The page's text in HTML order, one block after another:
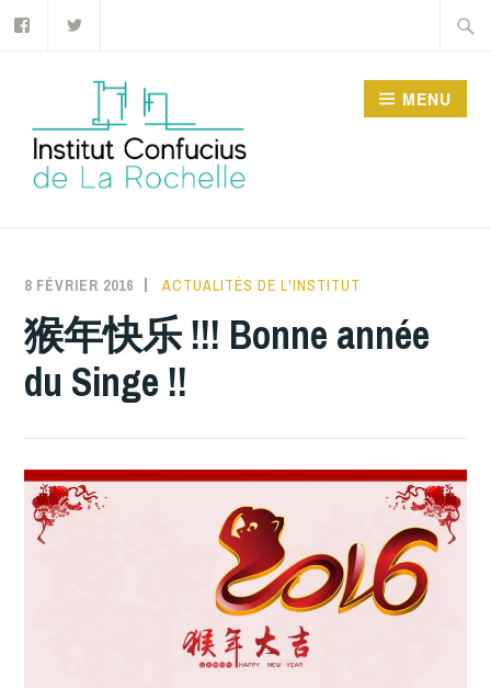
Accéder
DE LA ROCHELLE
MENU
8 FÉVRIER 2016 INSTITUTCONFUCIUSLAROCHELLE
ACTUALITÉS DE L'INSTITUT
猴年快乐 !!! Bonne année
du Singe !!